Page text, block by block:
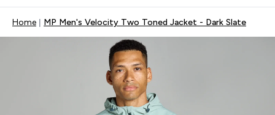
Home MP Men's Velocity Two Toned Jacket - Dark Slate